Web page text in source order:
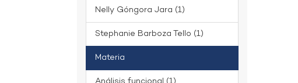
Nelly Góngora Jara (1)
Stephanie Barboza Tello (1)
Materia